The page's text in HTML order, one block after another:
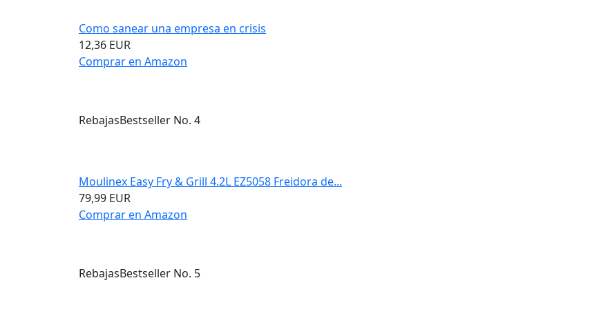
Como sanear una empresa en crisis
12,36 EUR
Comprar en Amazon
RebajasBestseller No. 4
Moulinex Easy Fry & Grill 4.2L EZ5058 Freidora de...
79,99 EUR
Comprar en Amazon
RebajasBestseller No. 5